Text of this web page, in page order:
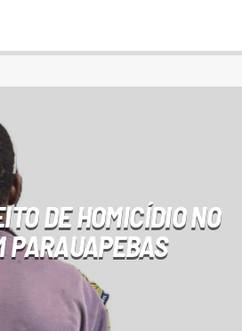
DE HOMICÍDIO NO
PARAUAPEBAS